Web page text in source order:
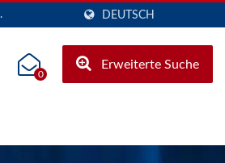
DEUTSCH
0
Erweiterte Suche